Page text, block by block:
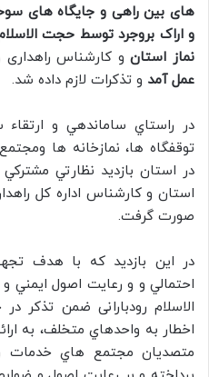
های بین راهی و جایگاه های
و اراک بروجرد توسط حجت الاسلام
نماز استانو کارشناس
عمل آمد و تذکرات لازم داده شد.
در راستاي ساماندهي و
توقفگاه ها، نمازخانه ها
در استان بازديد نظارتي
استان و کارشناس اداره کل
صورت گرفت.
در اين بازديد که با هدف
احتمالي و و رعايت اصول
الاسلام رودبارانی ضمن
اخطار به واحدهاي متخلف، به
متصديان مجتمع هاي خدمات